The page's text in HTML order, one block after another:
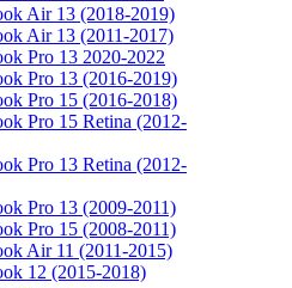
Air 13 (2018-2019)
Air 13 (2011-2017)
Pro 13 2020-2022
Pro 13 (2016-2019)
Pro 15 (2016-2018)
Pro 15 Retina (2012-
Pro 13 Retina (2012-
Pro 13 (2009-2011)
Pro 15 (2008-2011)
Air 11 (2011-2015)
12 (2015-2018)